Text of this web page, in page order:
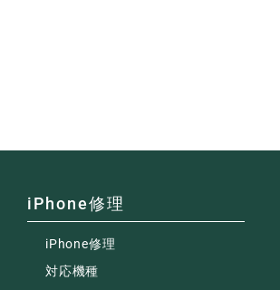
iPhone修理
iPhone修理
対応機種